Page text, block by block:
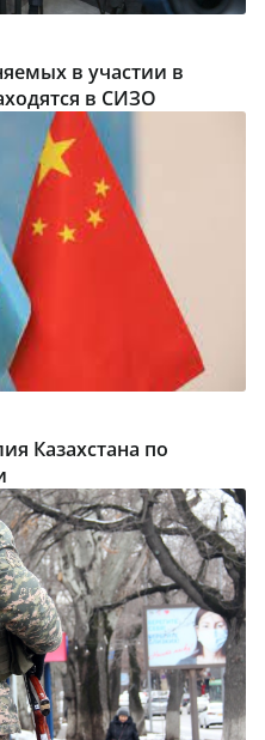
в участии в
в СИЗО
Казахстана по